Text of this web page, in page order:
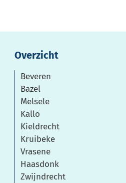
Overzicht
Beveren
Bazel
Melsele
Kallo
Kieldrecht
Kruibeke
Vrasene
Haasdonk
Zwijndrecht